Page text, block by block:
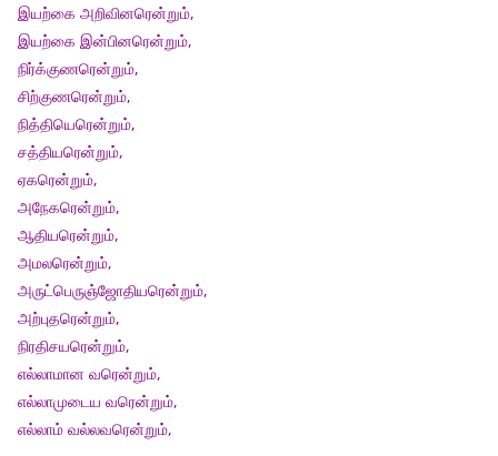
இயற்கை அறிவினரென்றும்,
இயற்கை இன்பினரென்றும்,
நிர்க்குணரென்றும்,
சிற்குணரென்றும்,
நித்தியெரென்றும்,
சத்தியரென்றும்,
ஏகரென்றும்,
அநேகரென்றும்,
ஆதியரென்றும்,
அமலரென்றும்,
அருட்பெருஞ்ஜோதியரென்றும்,
அற்புதரென்றும்,
நிரதிசயரென்றும்,
எல்லாமான வரென்றும்,
எல்லாமுடைய வரென்றும்,
எல்லாம் வல்லவரென்றும்,